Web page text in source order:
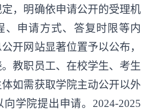
，明确依申请公开的受理机
、申请方式、答复时限等内
开网站显著位置予以公布，
教职员工、在校学生、考生
如需获取学院主动公开以外
学院提出申请。2024-2025